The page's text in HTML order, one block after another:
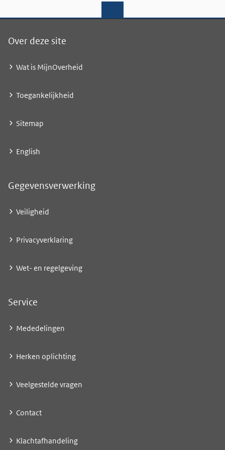
Over deze site
Wat is MijnOverheid
Toegankelijkheid
Sitemap
English
Gegevensverwerking
Veiligheid
Privacyverklaring
Wet- en regelgeving
Service
Mededelingen
Herken oplichting
Veelgestelde vragen
Contact
Klachtafhandeling